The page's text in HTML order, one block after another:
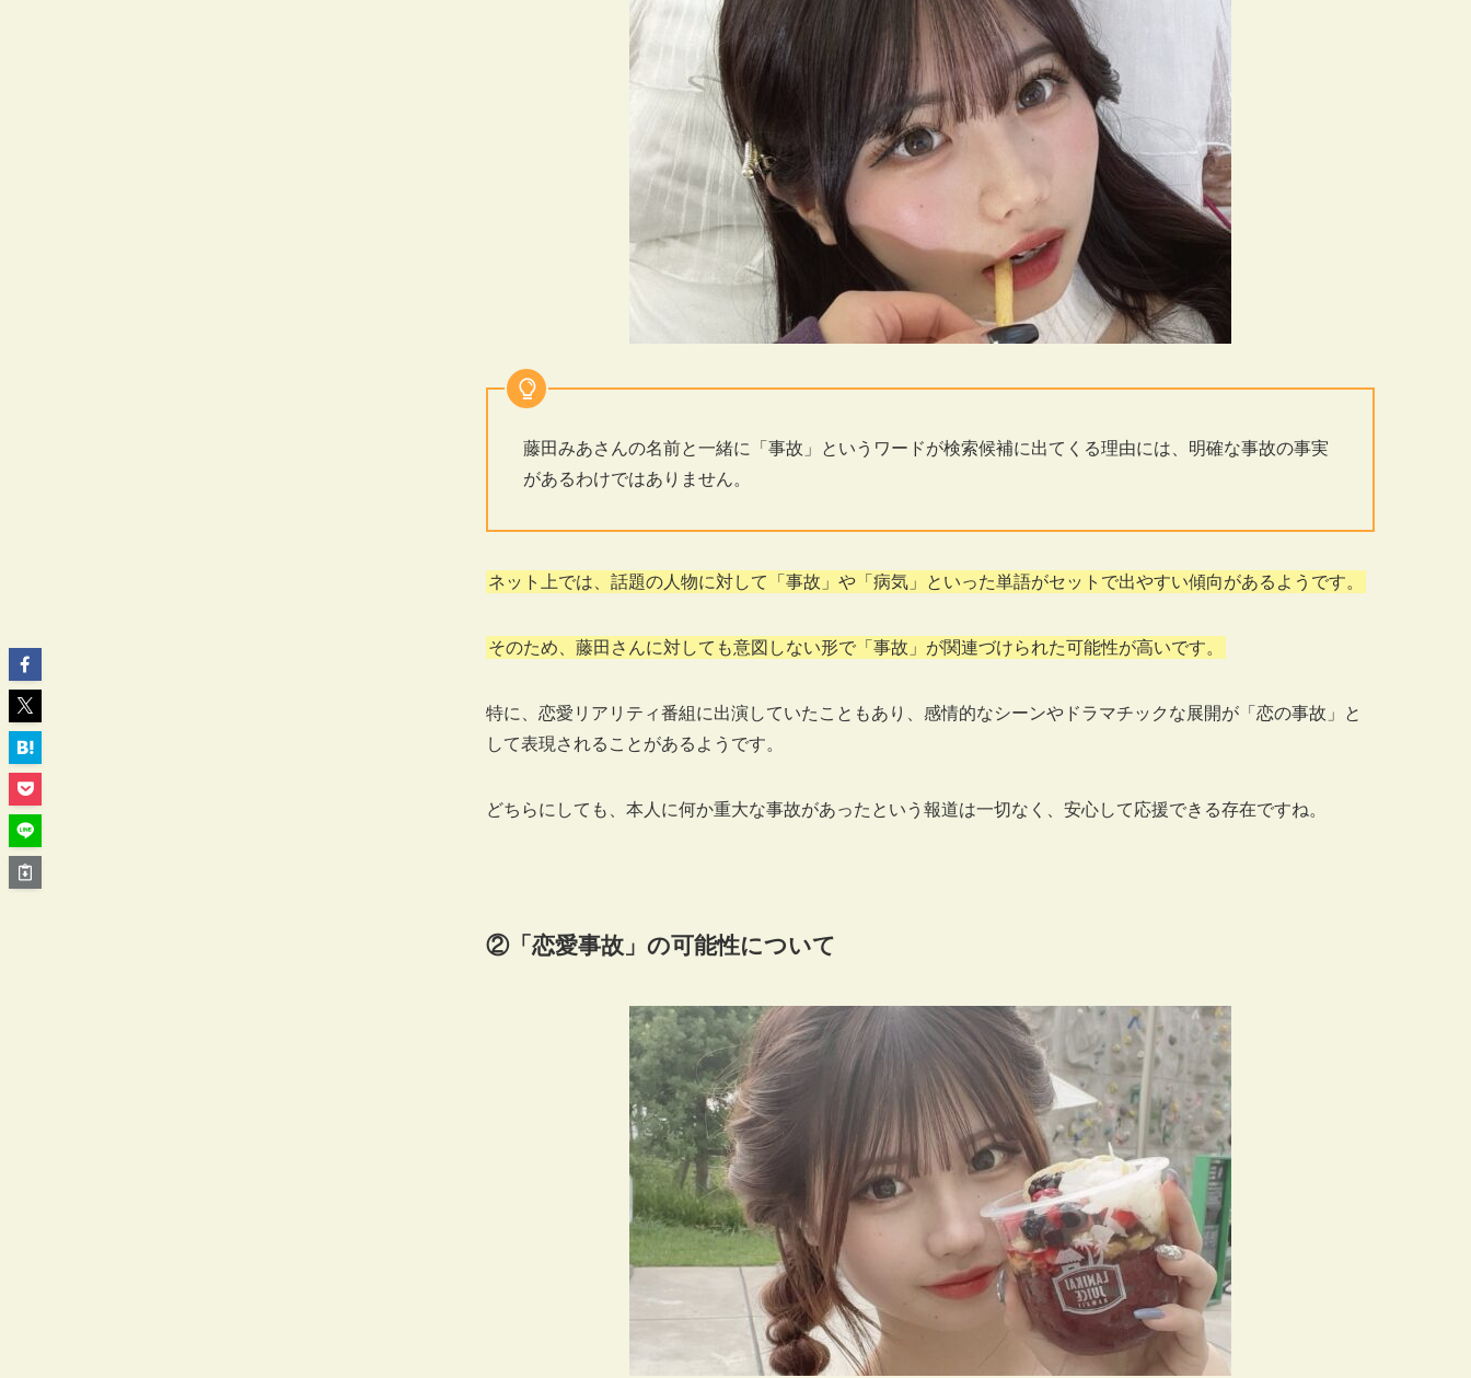
藤田みあさんの名前と一緒に「事故」というワードが検索候補に出てくる理由には、明確な事故の事実
があるわけではありません。
ネット上では、話題の人物に対して「事故」や「病気」といった単語がセットで出やすい傾向があるようです。
そのため、藤田さんに対しても意図しない形で「事故」が関連づけられた可能性が高いです。
特に、恋愛リアリティ番組に出演していたこともあり、感情的なシーンやドラマチックな展開が「恋の事故」と
して表現されることがあるようです。
どちらにしても、本人に何か重大な事故があったという報道は一切なく、安心して応援できる存在ですね。
②「恋愛事故」の可能性について